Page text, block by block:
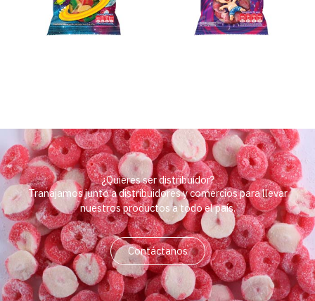
¿Quieres ser distribuidor?
Tranajamos junto a distribuidores y comercios para llevar
nuestros productos a todo el país.
Contáctanos